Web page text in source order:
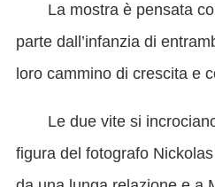
La mostra è pensata
parte dall’infanzia di
loro cammino di crescita e
Le due vite si
figura del fotografo